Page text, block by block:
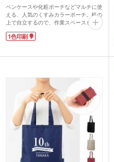
ペンケースや化粧ポーチなどマルチに使
える、人気のくすみカラーポーチ。机の
上で自立するので、作業スペースを広く
確保することができます。ファスナー部
分を折り返せば、取りたいものが見つけ
1色ロゴ印刷ができ、名入れ部分が見え
るパッケージで販促効果も抜群です。コ
スメショップのノベルティや、学習塾の
入会特典にもおすすめです。
1色印刷